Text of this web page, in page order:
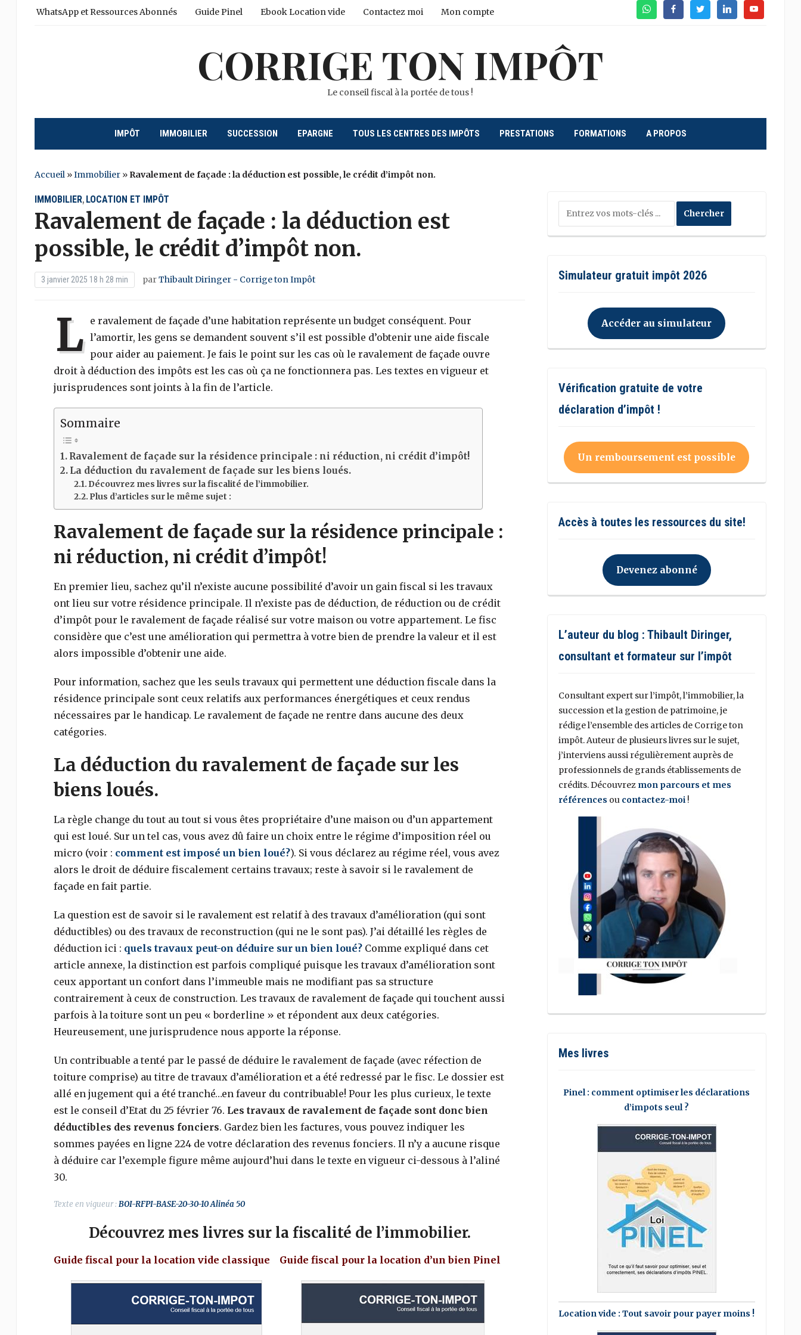
WhatsAppFacebookTwitterLinkedinYoutube
WhatsApp et Ressources Abonnés Guide Pinel Ebook Location vide Contactez moi Mon compte
CORRIGE TON IMPÔT
Le conseil fiscal à la portée de tous !
IMPÔT IMMOBILIER SUCCESSION EPARGNE TOUS LES CENTRES DES IMPÔTS PRESTATIONS FORMATIONS A PROPOS
Accueil»Immobilier» Ravalement de façade : la déduction est possible, le crédit d’impôt non.
IMMOBILIER, LOCATION ET IMPÔT
Ravalement de façade : la déduction est
possible, le crédit d’impôt non.
3 janvier 2025 18 h 28 min parThibault Diringer - Corrige ton Impôt
L e ravalement de façade d’une habitation représente un budget conséquent. Pour
l’amortir, les gens se demandent souvent s’il est possible d’obtenir une aide fiscale
pour aider au paiement. Je fais le point sur les cas où le ravalement de façade ouvre
droit à déduction des impôts est les cas où ça ne fonctionnera pas. Les textes en vigueur et
jurisprudences sont joints à la fin de l’article.
Sommaire
Ravalement de façade sur la résidence principale : ni réduction, ni crédit d’impôt!
La déduction du ravalement de façade sur les biens loués.
Découvrez mes livres sur la fiscalité de l’immobilier.
Plus d’articles sur le même sujet :
Ravalement de façade sur la résidence principale :
ni réduction, ni crédit d’impôt!
En premier lieu, sachez qu’il n’existe aucune possibilité d’avoir un gain fiscal si les travaux
ont lieu sur votre résidence principale. Il n’existe pas de déduction, de réduction ou de crédit
d’impôt pour le ravalement de façade réalisé sur votre maison ou votre appartement. Le fisc
considère que c’est une amélioration qui permettra à votre bien de prendre la valeur et il est
alors impossible d’obtenir une aide.
Pour information, sachez que les seuls travaux qui permettent une déduction fiscale dans la
résidence principale sont ceux relatifs aux performances énergétiques et ceux rendus
nécessaires par le handicap. Le ravalement de façade ne rentre dans aucune des deux
catégories.
La déduction du ravalement de façade sur les
biens loués.
La règle change du tout au tout si vous êtes propriétaire d’une maison ou d’un appartement
qui est loué. Sur un tel cas, vous avez dû faire un choix entre le régime d’imposition réel ou
micro (voir : comment est imposé un bien loué?). Si vous déclarez au régime réel, vous avez
alors le droit de déduire fiscalement certains travaux; reste à savoir si le ravalement de
façade en fait partie.
La question est de savoir si le ravalement est relatif à des travaux d’amélioration (qui sont
déductibles) ou des travaux de reconstruction (qui ne le sont pas). J’ai détaillé les règles de
déduction ici : quels travaux peut-on déduire sur un bien loué?Comme expliqué dans cet
article annexe, la distinction est parfois compliqué puisque les travaux d’amélioration sont
ceux apportant un confort dans l’immeuble mais ne modifiant pas sa structure
contrairement à ceux de construction. Les travaux de ravalement de façade qui touchent aussi
parfois à la toiture sont un peu « borderline » et répondent aux deux catégories.
Heureusement, une jurisprudence nous apporte la réponse.
Un contribuable a tenté par le passé de déduire le ravalement de façade (avec réfection de
toiture comprise) au titre de travaux d’amélioration et a été redressé par le fisc. Le dossier est
allé en jugement qui a été tranché…en faveur du contribuable! Pour les plus curieux, le texte
est le conseil d’Etat du 25 février 76. Les travaux de ravalement de façade sont donc bien
déductibles des revenus fonciers. Gardez bien les factures, vous pouvez indiquer les
sommes payées en ligne 224 de votre déclaration des revenus fonciers. Il n’y a aucune risque
à déduire car l’exemple figure même aujourd’hui dans le texte en vigueur ci-dessous à l’aliné
30.
Texte en vigueur :BOI-RFPI-BASE-20-30-10 Alinéa 50
Découvrez mes livres sur la fiscalité de l’immobilier.
Guide fiscal pour la location vide classique Guide fiscal pour la location d’un bien Pinel
Simulateur gratuit impôt 2026
Accéder au simulateur
Vérification gratuite de votre
déclaration d’impôt !
Un remboursement est possible
Accès à toutes les ressources du site!
Devenez abonné
L’auteur du blog : Thibault Diringer,
consultant et formateur sur l’impôt
Consultant expert sur l’impôt, l’immobilier, la
succession et la gestion de patrimoine, je
rédige l’ensemble des articles de Corrige ton
impôt. Auteur de plusieurs livres sur le sujet,
j’interviens aussi régulièrement auprès de
professionnels de grands établissements de
crédits. Découvrez mon parcours et mes
références ou contactez-moi!
Mes livres
Pinel : comment optimiser les déclarations
d’impots seul ?
Location vide : Tout savoir pour payer moins !